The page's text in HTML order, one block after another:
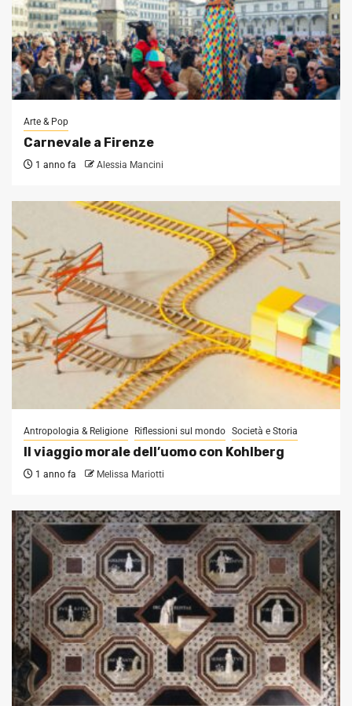
Arte & Pop
Carnevale a Firenze
1 anno fa Alessia Mancini
Antropologia & Religione Riflessioni sul mondo Società e Storia
Il viaggio morale dell’uomo con Kohlberg
1 anno fa Melissa Mariotti